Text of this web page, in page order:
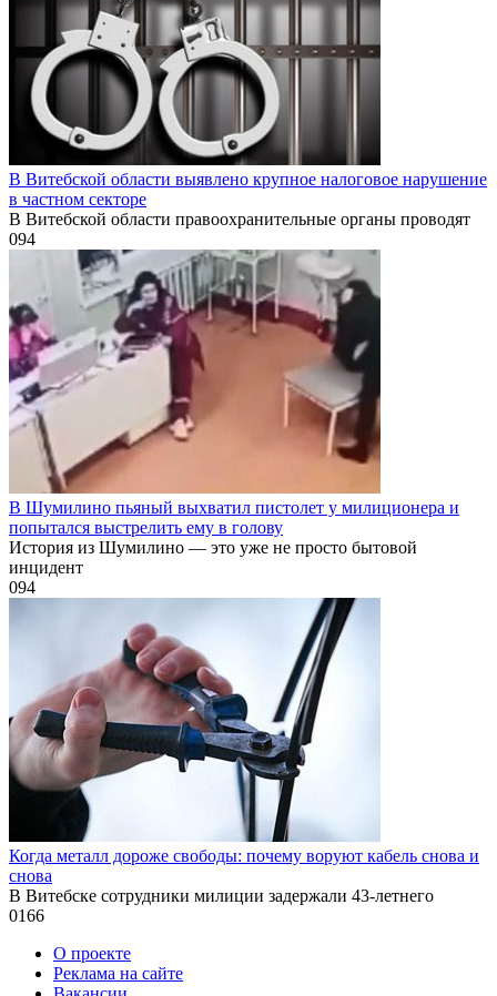
В Витебской области выявлено крупное налоговое нарушение
в частном секторе
В Витебской области правоохранительные органы проводят
094
В Шумилино пьяный выхватил пистолет у милиционера и
попытался выстрелить ему в голову
История из Шумилино — это уже не просто бытовой
инцидент
094
Когда металл дороже свободы: почему воруют кабель снова и
снова
В Витебске сотрудники милиции задержали 43-летнего
0166
О проекте
Реклама на сайте